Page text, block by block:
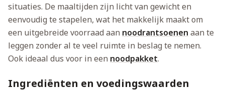
situaties. De maaltijden zijn licht van gewicht en
eenvoudig te stapelen, wat het makkelijk maakt om
een uitgebreide voorraad aan noodrantsoenen aan te
leggen zonder al te veel ruimte in beslag te nemen.
Ook ideaal dus voor in een noodpakket.
Ingrediënten en voedingswaarden